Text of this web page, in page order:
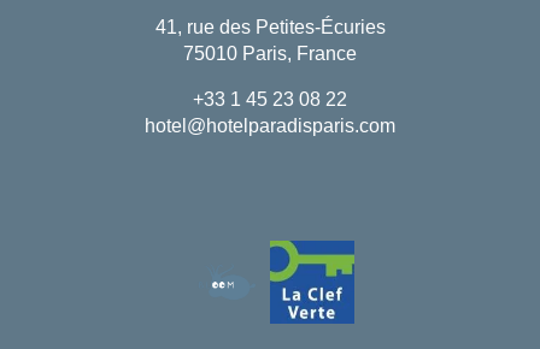
41, rue des Petites-Écuries
75010 Paris, France
+33 1 45 23 08 22
hotel@hotelparadisparis.com